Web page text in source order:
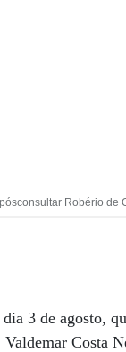
Robério de
3 de agosto,
Costa